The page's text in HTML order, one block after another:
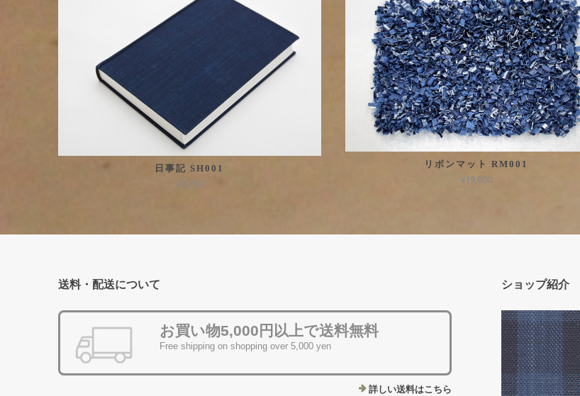
日事記 SH001
¥7,700
リボンマット RM001
¥19,800
送料・配送について
お買い物5,000円以上で送料無料
Free shipping on shopping over 5,000 yen
詳しい送料はこちら
ショップ紹介